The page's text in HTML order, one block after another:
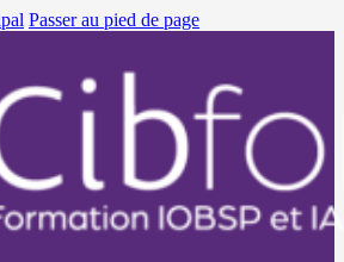
Passer au pied de page